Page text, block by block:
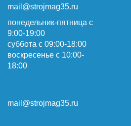
mail@strojmag35.ru
понедельник-пятница с
9:00-19:00
суббота c 09:00-18:00
воскресенье с 10:00-
18:00
mail@strojmag35.ru